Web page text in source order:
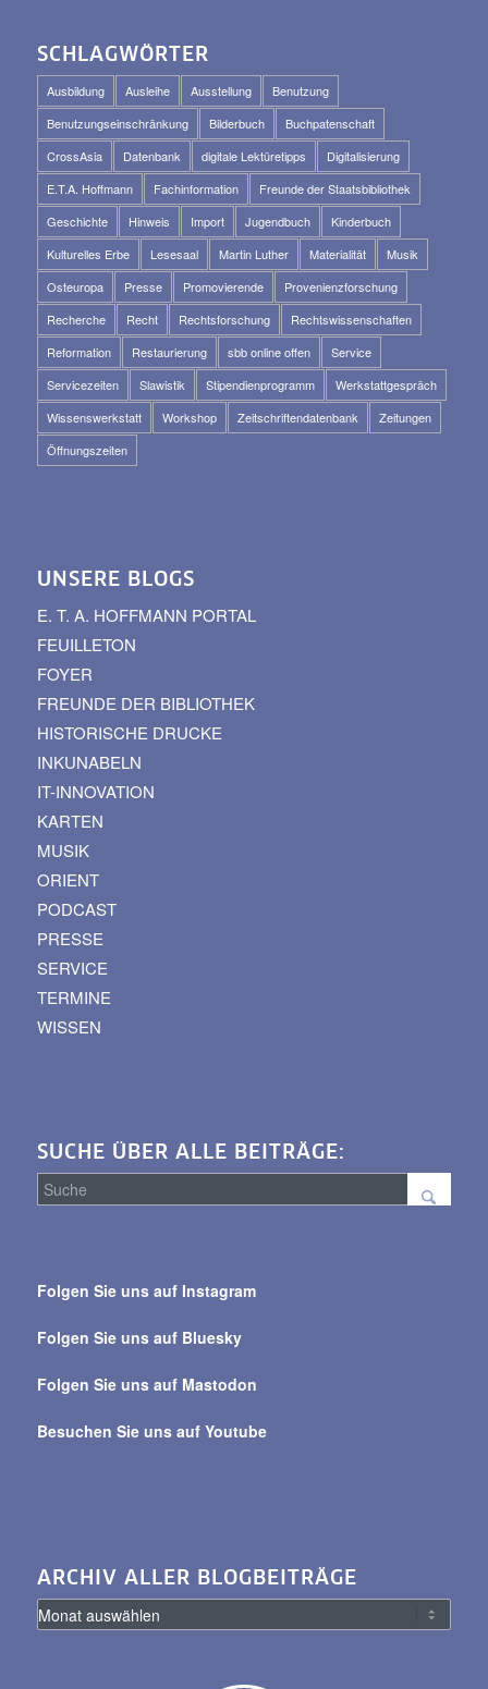
SCHLAGWÖRTER
Ausbildung Ausleihe Ausstellung
Benutzung
Benutzungseinschränkung
Bilderbuch
Buchpatenschaft
CrossAsia
Datenbank digitale Lektüretipps
Digitalisierung
E.T.A. Hoffmann
Fachinformation
Freunde der Staatsbibliothek
Geschichte
Hinweis Import Jugendbuch
Kinderbuch
Kulturelles Erbe
Lesesaal Martin Luther Materialität
Musik
Osteuropa
Presse Promovierende
Provenienzforschung
Recherche
Recht Rechtsforschung
Rechtswissenschaften
Reformation
Restaurierung sbb online offen
Service
Servicezeiten
Slawistik Stipendienprogramm
Werkstattgespräch
Wissenswerkstatt
Workshop Zeitschriftendatenbank
Zeitungen
Öffnungszeiten
UNSERE BLOGS
E. T. A. HOFFMANN PORTAL
FEUILLETON
FOYER
FREUNDE DER BIBLIOTHEK
HISTORISCHE DRUCKE
INKUNABELN
IT-INNOVATION
KARTEN
MUSIK
ORIENT
PODCAST
PRESSE
SERVICE
TERMINE
WISSEN
SUCHE ÜBER ALLE BEITRÄGE:
alle
Folgen Sie uns auf Instagram
Folgen Sie uns auf Bluesky
Folgen Sie uns auf Mastodon
Besuchen Sie uns auf Youtube
ARCHIV ALLER BLOGBEITRÄGE